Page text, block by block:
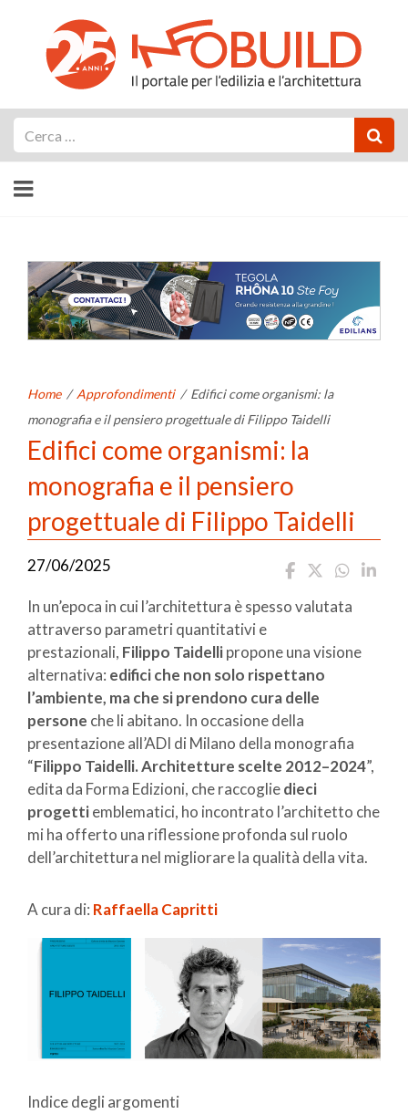
Home / Approfondimenti / Edifici come organismi: la
monografia e il pensiero progettuale di Filippo Taidelli
Edifici come organismi: la
monografia e il pensiero
progettuale di Filippo Taidelli
27/06/2025
In un’epoca in cui l’architettura è spesso valutata
attraverso parametri quantitativi e
prestazionali, Filippo Taidellipropone una visione
alternativa: edifici che non solo rispettano
l’ambiente, ma che si prendono cura delle
persone che li abitano. In occasione della
presentazione all’ADI di Milano della monografia
“Filippo Taidelli. Architetture scelte 2012–2024”,
edita da Forma Edizioni, che raccogliedieci
progettiemblematici, ho incontrato l’architetto che
mi ha offerto una riflessione profonda sul ruolo
dell’architettura nel migliorare la qualità della vita.
A cura di: Raffaella Capritti
Indice degli argomenti